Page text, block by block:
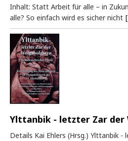
Inhalt: Statt Arbeit für alle – in
alle? So einfach wird es sicher nicht
Ylttanbik - letzter Zar der
Details Kai Ehlers (Hrsg.) Ylttanbik -